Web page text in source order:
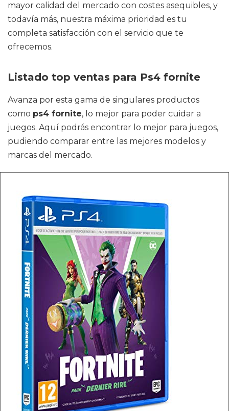
mayor calidad del mercado con costes asequibles, y
todavía más, nuestra máxima prioridad es tu
completa satisfacción con el servicio que te
ofrecemos.
Listado top ventas para Ps4 fornite
Avanza por esta gama de singulares productos
como ps4 fornite, lo mejor para poder cuidar a
juegos. Aquí podrás encontrar lo mejor para juegos,
pudiendo comparar entre las mejores modelos y
marcas del mercado.